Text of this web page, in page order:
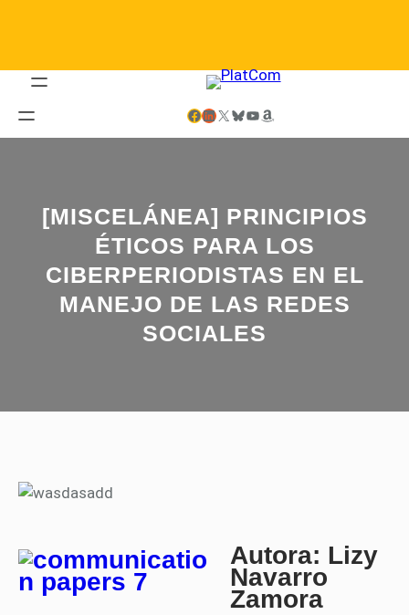
Facebook LinkedIn X Bluesky YouTube Amazon
[MISCELÁNEA] PRINCIPIOS
ÉTICOS PARA LOS
CIBERPERIODISTAS EN EL
MANEJO DE LAS REDES
SOCIALES
Autora: Lizy
Navarro
Zamora